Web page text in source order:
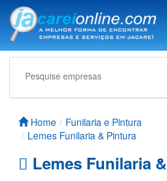
Home
Funilaria e Pintura
Lemes Funilaria & Pintura
Lemes Funilaria